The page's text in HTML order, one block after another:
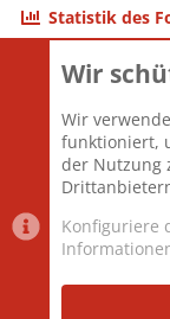
Statistik des
Themen
Mitglieder
Neuestes Mitglied
Wir
Wir
funktioniert,
der Nutzung
Konfiguriere